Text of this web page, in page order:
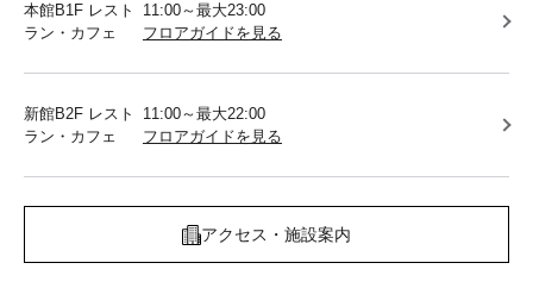
本館B1F レスト
ラン・カフェ
11:00～最大23:00
フロアガイドを見る
新館B2F レスト
ラン・カフェ
11:00～最大22:00
フロアガイドを見る
アクセス・施設案内